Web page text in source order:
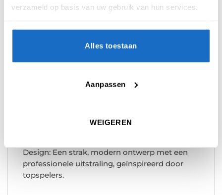
verzameld op basis van uw gebruik van hun services.
Alles toestaan
Aanpassen
WEIGEREN
Productdetails:
tungsten voor een slank profiel en optimale
gewichtsvarianten, waaronder 26 gram.
gripstructuur die maximale controle en
Design: Een strak, modern ontwerp met een
professionele uitstraling, geïnspireerd door
topspelers.